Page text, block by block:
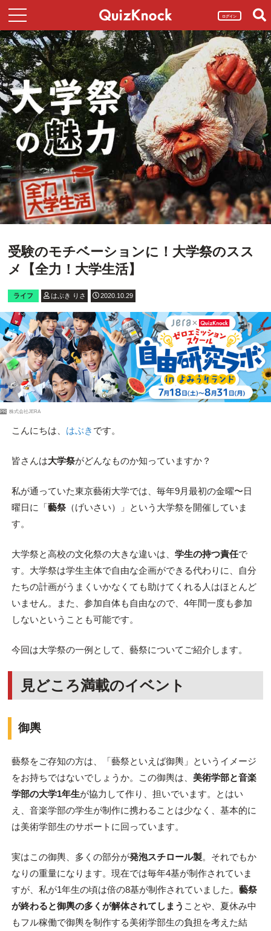
ログイン
受験のモチベーションに！大学祭のスス
メ【全力！大学生活】
ライフ はぶき りさ 2020.10.29
PR 株式会社JERA
こんにちは、 はぶき です。
皆さんは大学祭がどんなものか知っていますか？
私が通っていた東京藝術大学では、毎年9月最初の金曜〜日
曜日に「藝祭（げいさい）」という大学祭を開催していま
す。
大学祭と高校の文化祭の大きな違いは、 学生の持つ責任で
す。大学祭は学生主体で自由な企画ができる代わりに、自分
たちの計画がうまくいかなくても助けてくれる人はほとんど
いません。また、参加自体も自由なので、4年間一度も参加
しないということも可能です。
今回は大学祭の一例として、藝祭についてご紹介します。
見どころ満載のイベント
御輿
藝祭をご存知の方は、「藝祭といえば御輿」というイメージ
をお持ちではないでしょうか。この御輿は、 美術学部と音楽
学部の大学1年生が協力して作り、担いでいます。とはい
え、音楽学部の学生が制作に携わることは少なく、基本的に
は美術学部生のサポートに回っています。
実はこの御輿、多くの部分が発泡スチロール製。それでもか
なりの重量になります。現在では毎年4基が制作されていま
すが、私が1年生の頃は倍の8基が制作されていました。 藝祭
が終わると御輿の多くが解体されてしまう ことや、夏休み中
もフル稼働で御輿を制作する美術学部生の負担を考えた結